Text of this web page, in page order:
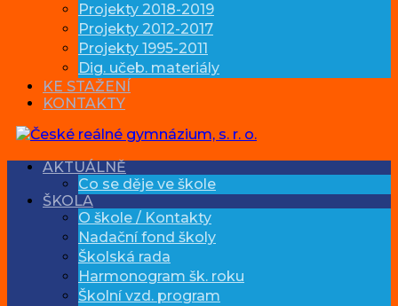
Projekty 2018-2019
Projekty 2012-2017
Projekty 1995-2011
Dig. učeb. materiály
KE STAŽENÍ
KONTAKTY
AKTUÁLNĚ
Co se děje ve škole
ŠKOLA
O škole / Kontakty
Nadační fond školy
Školská rada
Harmonogram šk. roku
Školní vzd. program